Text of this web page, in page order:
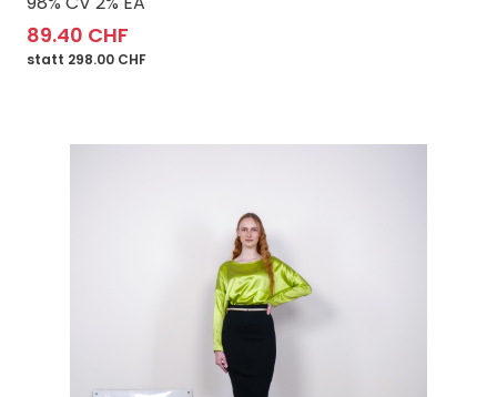
89.40 CHF
statt 298.00 CHF